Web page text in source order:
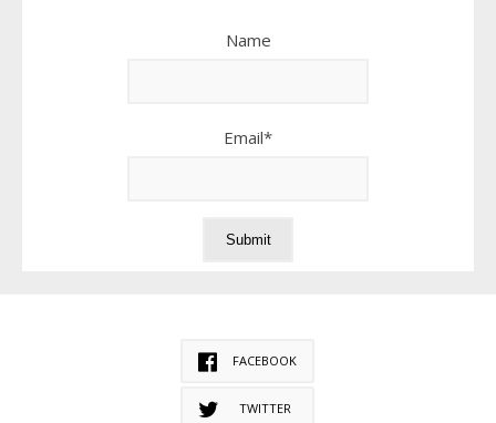
Name
Email*
FACEBOOK
TWITTER